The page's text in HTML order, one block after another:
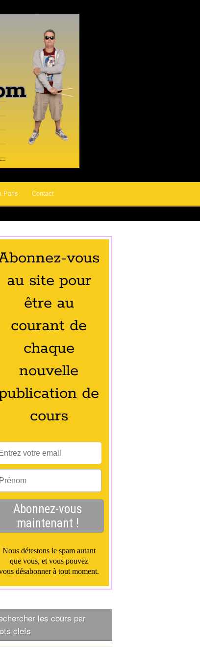
Paris Contact
les cours par
clefs